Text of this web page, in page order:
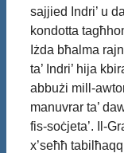
sajjied Indri’ u
kondotta
Iżda bħalma
ta’ Indri’ hija
abbużi mill-
manuvrar ta’
fis-soċjeta’. Il-
x’seħħ